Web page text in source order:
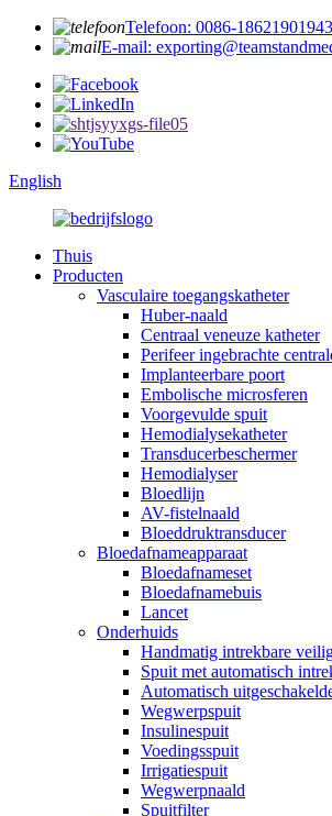
Telefoon: 0086-18621901943
E-mail:
English
Thuis
Producten
Vasculaire toegangskatheter
Huber-naald
Centraal veneuze katheter
Perifeer ingebrachte
Implanteerbare poort
Embolische microsferen
Voorgevulde spuit
Hemodialysekatheter
Transducerbeschermer
Hemodialyser
Bloedlijn
AV-fistelnaald
Bloeddruktransducer
Bloedafnameapparaat
Bloedafnameset
Bloedafnamebuis
Lancet
Onderhuids
Handmatig intrekbare
Spuit met automatisch
Automatisch
Wegwerpspuit
Insulinespuit
Voedingsspuit
Irrigatiespuit
Wegwerpnaald
Spuitfilter